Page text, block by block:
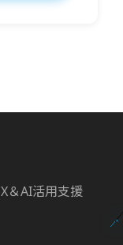
＆AI活用支援